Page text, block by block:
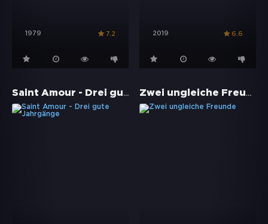
1979 7.2 2019 6.6
Saint Amour - Drei gute Jahrgänge Zwei ungleiche Freunde